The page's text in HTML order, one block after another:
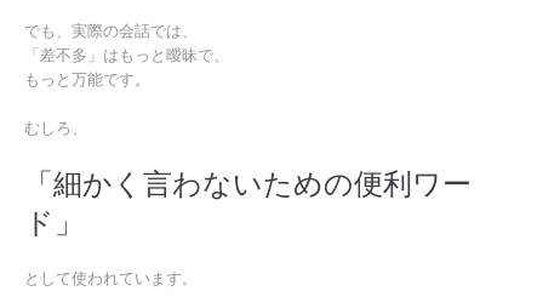
でも、実際の会話では、
「差不多」はもっと曖昧で、
もっと万能です。
むしろ、
「細かく言わないための便利ワー
ド」
として使われています。